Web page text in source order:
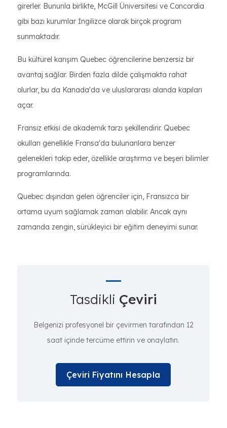
girerler. Bununla birlikte, McGill Üniversitesi ve Concordia
gibi bazı kurumlar İngilizce olarak birçok program
sunmaktadır.
Bu kültürel karışım Quebec öğrencilerine benzersiz bir
avantaj sağlar. Birden fazla dilde çalışmakta rahat
olurlar, bu da Kanada'da ve uluslararası alanda kapıları
açar.
Fransız etkisi de akademik tarzı şekillendirir. Quebec
okulları genellikle Fransa'da bulunanlara benzer
gelenekleri takip eder, özellikle araştırma ve beşeri bilimler
programlarında.
Quebec dışından gelen öğrenciler için, Fransızca bir
ortama uyum sağlamak zaman alabilir. Ancak aynı
zamanda zengin, sürükleyici bir eğitim deneyimi sunar.
Tasdikli Çeviri
Belgenizi profesyonel bir çevirmen tarafından 12
saat içinde tercüme ettirin ve onaylatın.
Çeviri Fiyatını Hesapla